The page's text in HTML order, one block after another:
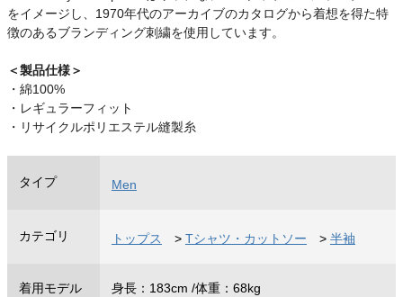
をイメージし、1970年代のアーカイブのカタログから着想を得た特
徴のあるブランディング刺繍を使用しています。
＜製品仕様＞
・綿100%
・レギュラーフィット
・リサイクルポリエステル縫製糸
タイプ Men
カテゴリ トップス > Tシャツ・カットソー > 半袖
着用モデル
身長：183cm /体重：68kg